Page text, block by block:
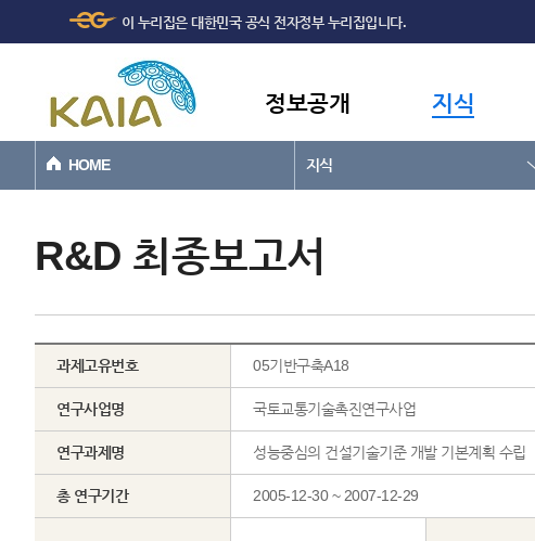
본문바로가기
이 누리집은 대한민국 공식 전자정부 누리집입니다.
정보공개 지식
HOME 지식
R&D 최종보고서
과제고유번호 05기반구축A18
연구사업명 국토교통기술촉진연구사업
연구과제명 성능중심의 건설기술기준 개발 기본계획 수립
총 연구기간 2005-12-30 ~ 2007-12-29